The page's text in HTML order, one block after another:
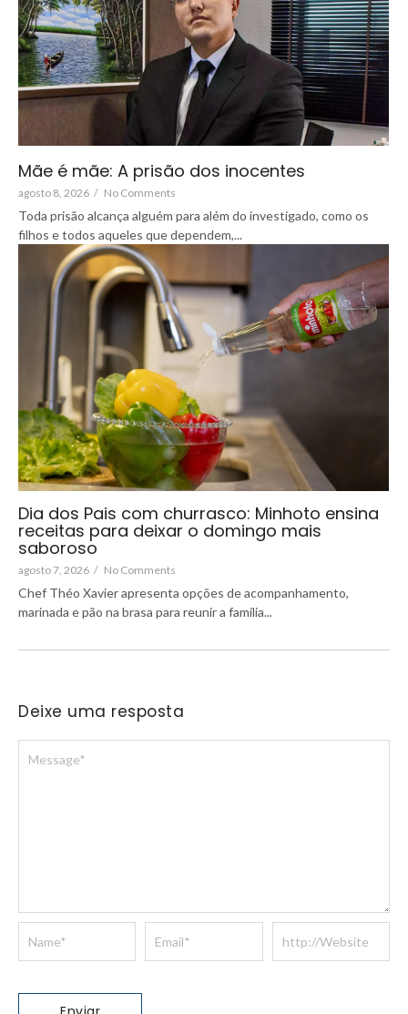
Mãe é mãe: A prisão dos inocentes
agosto 8, 2026 / No Comments
Toda prisão alcança alguém para além do investigado, como os
filhos e todos aqueles que dependem,...
Dia dos Pais com churrasco: Minhoto ensina
receitas para deixar o domingo mais
saboroso
agosto 7, 2026 / No Comments
Chef Théo Xavier apresenta opções de acompanhamento,
marinada e pão na brasa para reunir a família...
Deixe uma resposta